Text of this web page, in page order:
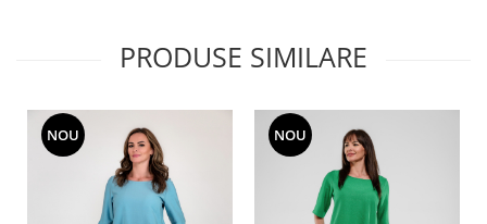
PRODUSE SIMILARE
NOU NOU